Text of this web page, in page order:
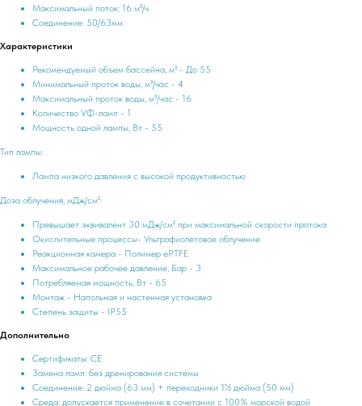
Максимальный поток: 16 м³/ч
Соединение: 50/63мм
Характеристики
Рекомендуемый объем бассейна, м³ - До 55
Минимальный проток воды, м³/час - 4
Максимальный проток воды, м³/час - 16
Количество УФ-ламп - 1
Мощность одной лампы, Вт - 55
Тип лампы:
Лампа низкого давления с высокой продуктивностью
Доза облучения, мДж/см²:
Превышает эквивалент 30 мДж/см² при максимальной скорости протока
Окислительные процессы- Ультрафиолетовое облучение
Реакционная камера - Полимер ePTFE
Максимальное рабочее давление, Бар - 3
Потребляемая мощность, Вт - 65
Монтаж - Напольная и настенная установка
Степень защиты - IP55
Дополнительно
Сертификаты: CE
Замена ламп: без дренирования системы
Соединение: 2 дюйма (63 мм) + переходники 1½ дюйма (50 мм)
Среда: допускается применение в сочетании с 100% морской водой